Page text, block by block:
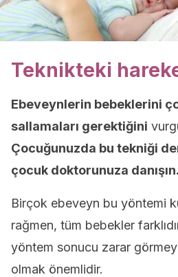
Teknikteki
Ebeveynlerin bebeklerini
sallamaları gerektiğini
Çocuğunuzda bu tekniği
çocuk doktorunuza danışın.
Birçok ebeveyn bu yöntemi
rağmen, tüm bebekler
yöntem sonucu zarar
olmak önemlidir.